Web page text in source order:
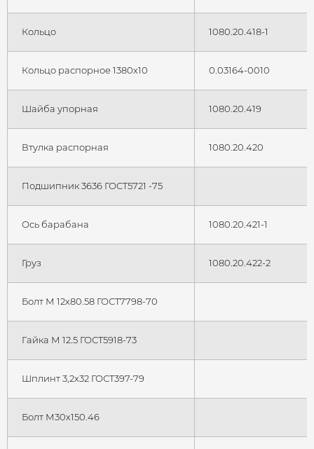
Кольцо 1080.20.418-1
Кольцо распорное 1380x10 0.03164-0010
Шайба упорная 1080.20.419
Втулка распорная 1080.20.420
Подшипник 3636 ГОСТ5721 -75
Ось барабана 1080.20.421-1
Груз 1080.20.422-2
Болт М 12x80.58 ГОСТ7798-70
Гайка М 12.5 ГОСТ5918-73
Шплинт 3,2x32 ГОСТ397-79
Болт М30х150.46